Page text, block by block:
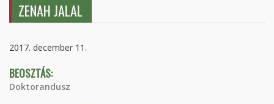
ZENAH JALAL
2017. december 11.
BEOSZTÁS:
Doktorandusz